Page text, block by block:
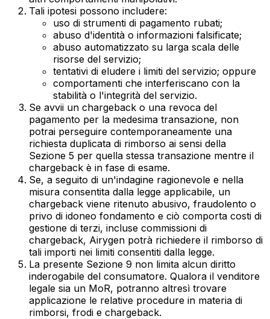
Tali ipotesi possono includere:
uso di strumenti di pagamento rubati;
abuso d'identità o informazioni falsificate;
abuso automatizzato su larga scala delle
risorse del servizio;
tentativi di eludere i limiti del servizio; oppure
comportamenti che interferiscano con la
stabilità o l'integrità del servizio.
Se avvii un chargeback o una revoca del
pagamento per la medesima transazione, non
potrai perseguire contemporaneamente una
richiesta duplicata di rimborso ai sensi della
Sezione 5 per quella stessa transazione mentre il
chargeback è in fase di esame.
Se, a seguito di un'indagine ragionevole e nella
misura consentita dalla legge applicabile, un
chargeback viene ritenuto abusivo, fraudolento o
privo di idoneo fondamento e ciò comporta costi di
gestione di terzi, incluse commissioni di
chargeback, Airygen potrà richiedere il rimborso di
tali importi nei limiti consentiti dalla legge.
La presente Sezione 9 non limita alcun diritto
inderogabile del consumatore. Qualora il venditore
legale sia un MoR, potranno altresì trovare
applicazione le relative procedure in materia di
rimborsi, frodi e chargeback.